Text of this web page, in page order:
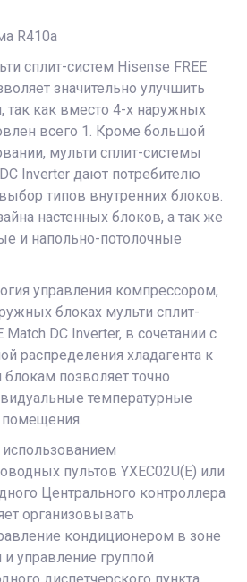
R410a
сплит-систем Hisense FREE
значительно улучшить
так как вместо 4-х наружных
всего 1. Кроме большой
мульти сплит-системы
Inverter дают потребителю
типов внутренних блоков.
настенных блоков, а так же
и напольно-потолочные
управления компрессором,
блоках мульти сплит-
Match DC Inverter, в сочетании с
распределения хладагента к
позволяет точно
температурные
пультов YXEC02U(E) или
Центрального контроллера
организовывать
кондиционером в зоне
управление группой